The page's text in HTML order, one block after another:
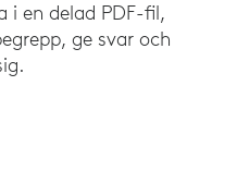
en delad PDF-fil,
ge svar och